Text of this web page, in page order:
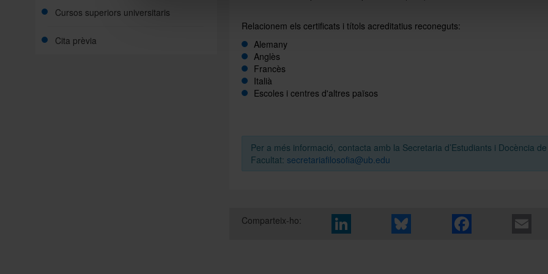
Cursos superiors universitaris
Cita prèvia
Relacionem els certificats i títols acreditatius reconeguts:
Alemany
Anglès
Francès
Italià
Escoles i centres d'altres països
Per a més informació, contacta amb la Secretaria d’Estudiants i Docència
Facultat: secretariafilosofia@ub.edu
Comparteix-ho: